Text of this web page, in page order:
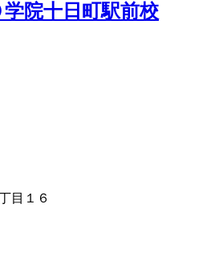
学院十日町駅前校
目１６